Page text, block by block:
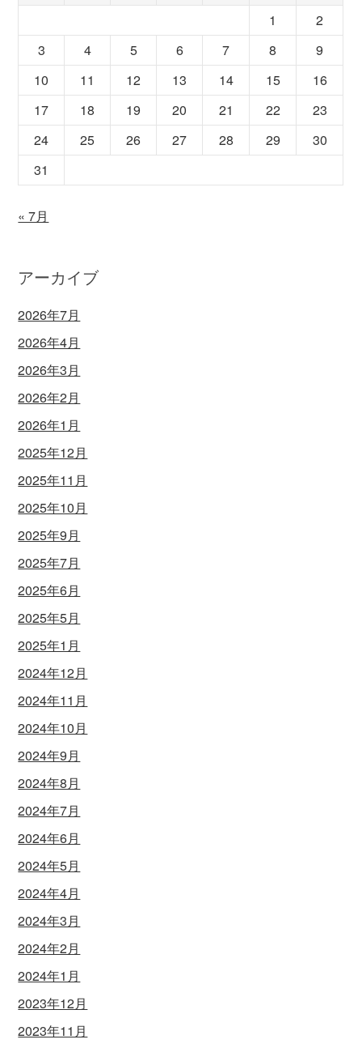
1
2
3
4 5 6 7 8
9
10
11 12 13 14 15
16
17
18 19 20 21 22
23
24
25 26 27 28 29
30
31
« 7月
アーカイブ
2026年7月
2026年4月
2026年3月
2026年2月
2026年1月
2025年12月
2025年11月
2025年10月
2025年9月
2025年7月
2025年6月
2025年5月
2025年1月
2024年12月
2024年11月
2024年10月
2024年9月
2024年8月
2024年7月
2024年6月
2024年5月
2024年4月
2024年3月
2024年2月
2024年1月
2023年12月
2023年11月